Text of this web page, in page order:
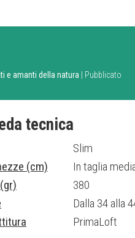
e amanti della natura | Pubblicato
tecnica
Slim
(cm)
In taglia
380
Dalla 34 alla
PrimaLoft